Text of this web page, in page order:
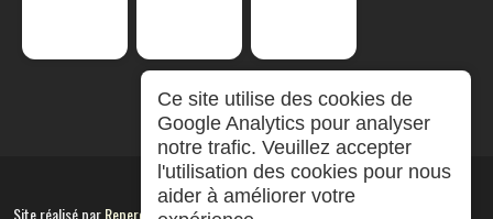
Site réalisé parRepereCom
Ce site utilise des cookies de
Google Analytics pour analyser
notre trafic. Veuillez accepter
l'utilisation des cookies pour nous
aider à améliorer votre